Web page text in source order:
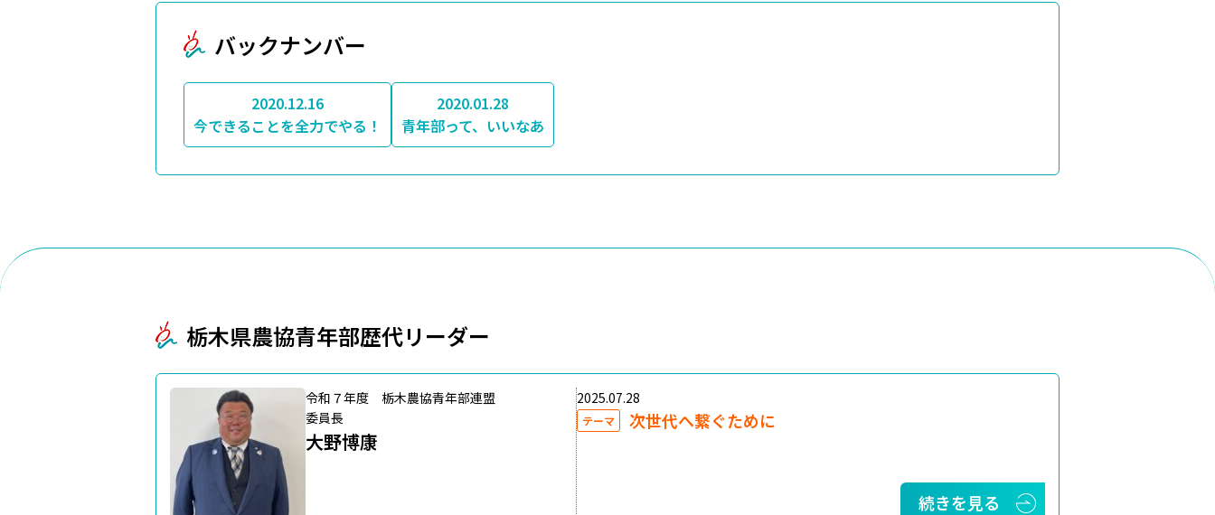
バックナンバー
2020.12.16
今できることを全力でやる！
2020.01.28
青年部って、いいなあ
栃木県農協青年部歴代リーダー
令和７年度 栃木農協青年部連盟
委員長
大野博康
2025.07.28
テーマ 次世代へ繋ぐために
続きを見る